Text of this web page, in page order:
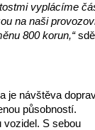
vyplácíme
na naši
800 korun,“
je návštěva
působností.
vozidel. S sebou